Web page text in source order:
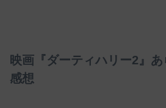
映画『ダーティハリー2』
感想